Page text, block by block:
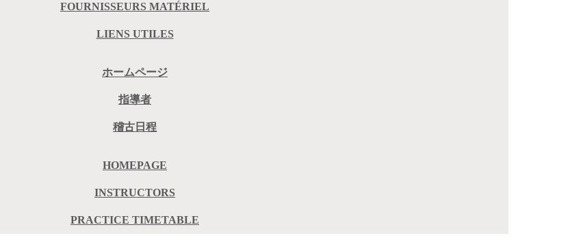
FOURNISSEURS MATÉRIEL
LIENS UTILES
ホームページ
指導者
稽古日程
HOMEPAGE
INSTRUCTORS
PRACTICE TIMETABLE